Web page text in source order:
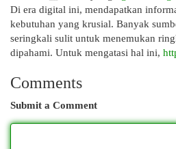
Di era digital ini, mendapatkan
kebutuhan yang krusial. Banyak
seringkali sulit untuk menemukan
dipahami. Untuk mengatasi hal ini,
Comments
Submit a Comment